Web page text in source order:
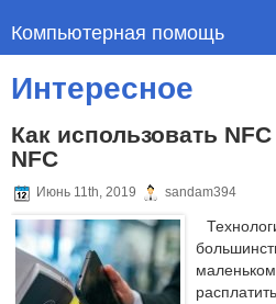
Компьютерная помощь
Интересное
Как использовать
NFC
Июнь 11th, 2019 sandam394